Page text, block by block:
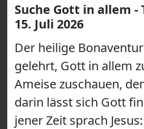
Suche Gott in allem -
15. Juli 2026
Der heilige
gelehrt, Gott in allem
Ameise zuschauen,
darin lässt sich Gott
jener Zeit sprach